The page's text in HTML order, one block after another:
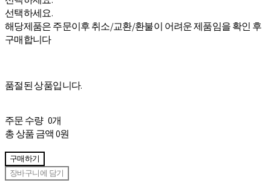
선택하세요.
해당제품은 주문이후 취소/교환/환불이 어려운 제품임을 확인 후
구매합니다
품절된 상품입니다.
주문 수량 0개
총 상품 금액0원
구매하기
장바구니에 담기